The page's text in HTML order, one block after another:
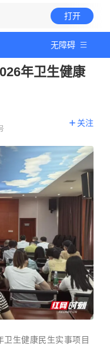
打开
无障碍
年卫生健康
关注
生健康民生实事项目